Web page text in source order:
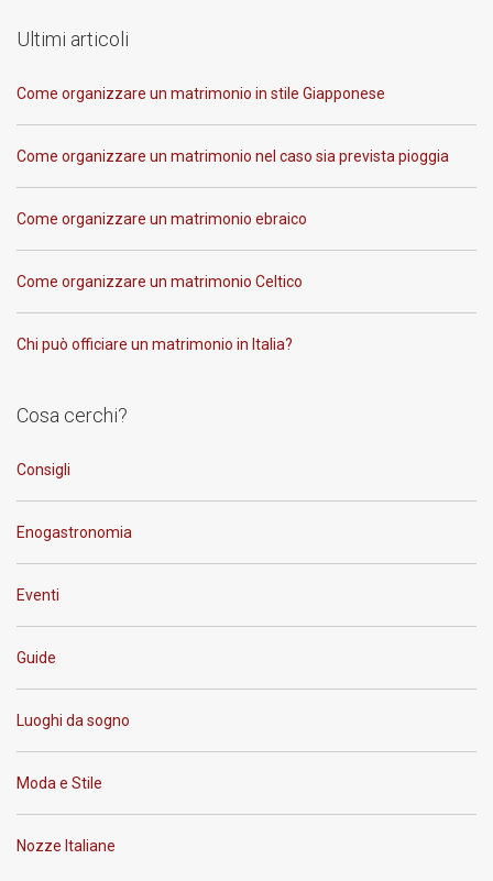
Ultimi articoli
Come organizzare un matrimonio in stile Giapponese
Come organizzare un matrimonio nel caso sia prevista pioggia
Come organizzare un matrimonio ebraico
Come organizzare un matrimonio Celtico
Chi può officiare un matrimonio in Italia?
Cosa cerchi?
Consigli
Enogastronomia
Eventi
Guide
Luoghi da sogno
Moda e Stile
Nozze Italiane